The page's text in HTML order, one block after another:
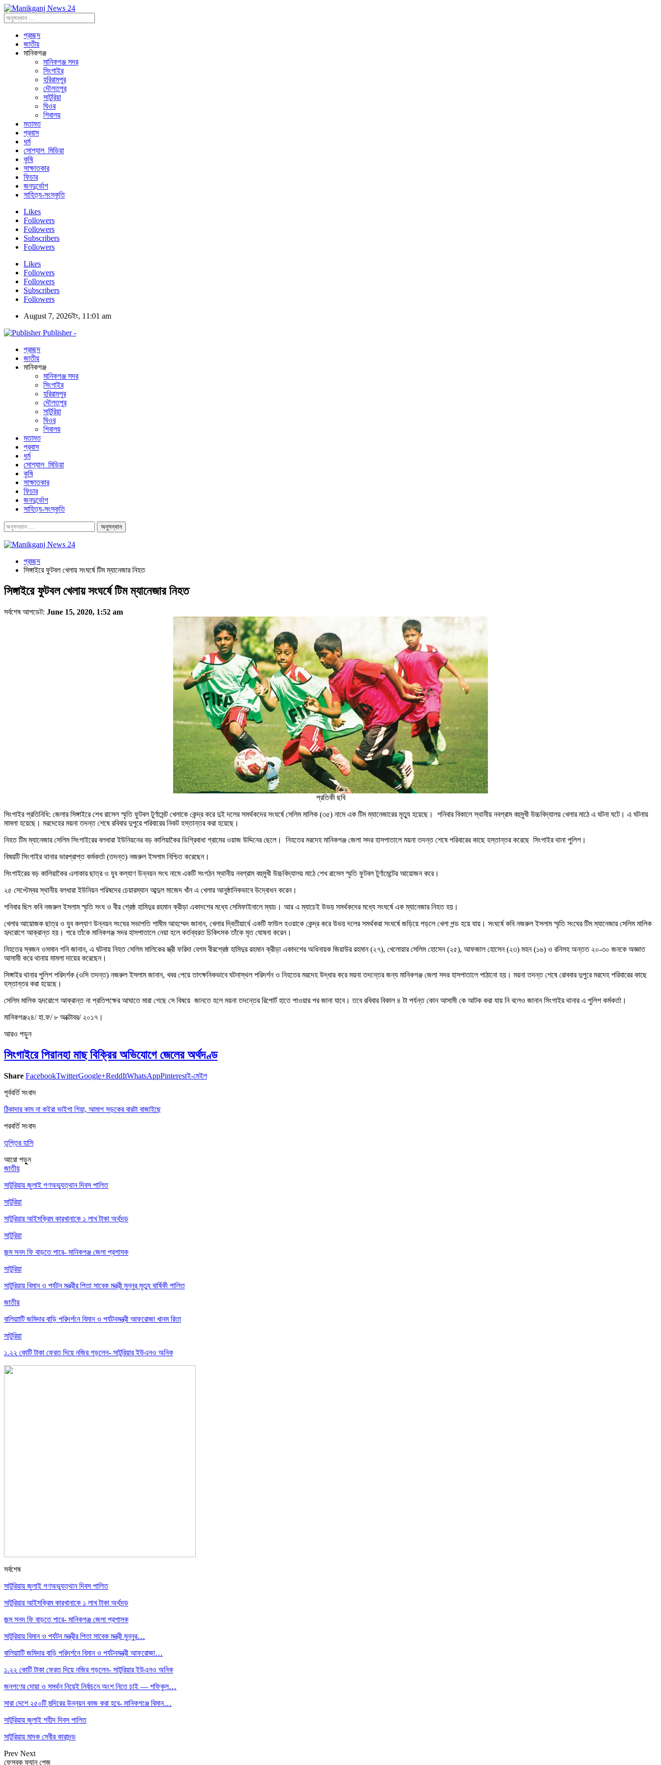
প্রচ্ছদ
জাতীয়
মানিকগঞ্জ
মানিকগঞ্জ সদর
সিংগাইর
হরিরামপুর
দৌলতপুর
সাটুরিয়া
ঘিওর
শিবালয়
মতামত
প্রবাস
ধর্ম
সোশ্যাল_মিডিয়া
কৃষি
সাক্ষাতকার
ফিচার
জনদুর্ভোগ
সাহিত্য-সংস্কৃতি
Likes
Followers
Followers
Subscribers
Followers
Likes
Followers
Followers
Subscribers
Followers
August 7, 2026ইং, 11:01 am
Publisher -
প্রচ্ছদ
জাতীয়
মানিকগঞ্জ
মানিকগঞ্জ সদর
সিংগাইর
হরিরামপুর
দৌলতপুর
সাটুরিয়া
ঘিওর
শিবালয়
মতামত
প্রবাস
ধর্ম
সোশ্যাল_মিডিয়া
কৃষি
সাক্ষাতকার
ফিচার
জনদুর্ভোগ
সাহিত্য-সংস্কৃতি
প্রচ্ছদ
সিঙ্গাইরে ফুটবল খেলায় সংঘর্ষে টিম ম্যানেজার নিহত
সিঙ্গাইরে ফুটবল খেলায় সংঘর্ষে টিম ম্যানেজার নিহত
সর্বশেষ আপডেট: June 15, 2020, 1:52 am
প্রতিকী ছবি
সিংগাইর প্রতিনিধি: জেলার সিঙ্গাইরে শেখ রাসেল স্মৃতি ফুটবল টুর্ণামেন্ট খেলাকে কেন্দ্র করে দুই দলের সমর্থকদের সংঘর্ষে সেলিম মালিক (৩৫) নামে এক টিম ম্যানেজারের মৃত্যু হয়েছে। শনিবার বিকালে স্থানীয় নবগ্রাম বহুমুখী উচ্চবিদ্যালয় খেলার মাঠে এ ঘটনা ঘটে। এ ঘটনায়
মামলা হয়েছে। মরদেহের ময়না তদন্ত শেষে রবিবার দুপুরে পরিবারের নিকট হস্তান্তর করা হয়েছে।
নিহত টিম ম্যানেজার সেলিম সিংগাইরের বলধারা ইউনিয়নের বড় কালিয়াকৈর ডিগ্রিবাধা গ্রামের ওয়াজ উদ্দিনের ছেলে। নিহতের মরদেহ মানিকগঞ্জ জেলা সদর হাসপাতালে ময়না তদন্ত শেষে পরিবারের কাছে হস্তান্তর করেছে সিংগাইর থানা পুলিশ।
বিষয়টি সিংগাইর থানার ভারপ্রাপ্ত কর্মকর্তা (তদন্ত) নজরুল ইসলাম নিশ্চিত করেছেন।
সিংগাইরের বড় কালিয়াকৈর এলাকার ছাত্র ও যুব কল্যাণ উন্নয়ন সংঘ নামে একটি সংগঠন স্থানীয় নবগ্রাম বহুমুখী উচ্চবিদ্যালয় মাঠে শেখ রাসেল স্মৃতি ফুটবল টুর্ণামেন্টের আয়োজন করে।
২৫ সেপ্টেম্বর স্থানীয় বলধারা ইউনিয়ন পরিষদের চেয়ারম্যান আব্দুল মাজেদ খাঁন এ খেলার আনুষ্ঠানিকভাবে উদ্বোধন করেন।
শনিবার ছিল কবি নজরুল ইসলাম স্মৃতি সংঘ ও বীর শ্রেষ্ঠ হামিদুর রহমান ক্রীড়া একাদশের মধ্যে সেমিফাইনালে ম্যাচ। আর এ ম্যাচেই উভয় সমর্থকদের মধ্যে সংঘর্ষে এক ম্যানেজার নিহত হয়।
খেলার আয়োজক ছাত্র ও যুব কল্যাণ উন্নয়ন সংঘের সভাপতি শামীম আহম্মেদ জানান, খেলার দ্বিতীয়ার্ধে একটি ফাউল হওয়াকে কেন্দ্র করে উভয় দলের সমর্থকরা সংঘর্ষে জড়িয়ে পড়লে খেলা পন্ড হয়ে যায়। সংঘর্ষে কবি নজরুল ইসলাম স্মৃতি সংঘের টিম ম্যানেজার সেলিম মালিক
হৃদরোগে আক্রান্ত হয়। পরে তাঁকে মানিকগঞ্জ সদর হাসপাতালে নেয়া হলে কর্তব্যরত চিকিৎসক তাঁকে মৃত ঘোষনা করেন।
নিহতের স্বজন ওসমান গনি জানান, এ ঘটনায় নিহত সেলিম মালিকের স্ত্রী ফরিদা বেগম বীরশ্রেষ্ঠ হামিদুর রহমান ক্রীড়া একাদশের অধিনায়ক জিয়াউর রহমান (২৭), খেলোয়ার সেলিম হোসেন (২৫), আফজাল হোসেন (২৩) মহন (১৬) ও রনিসহ অন্তত ২০-৩০ জনকে অজ্ঞাত
আসামী করে থানায় মামলা দায়ের করেছেন।
সিঙ্গাইর থানার পুলিশ পরিদর্শক (ওসি তদন্ত) নজরুল ইসলাম জানান, খবর পেয়ে তাৎক্ষনিকভাবে ঘটনাস্থল পরিদর্শন ও নিহতের মরদেহ উদ্ধার করে ময়না তদন্তের জন্য মানিকগঞ্জ জেলা সদর হাসপাতালে পাঠানো হয়। ময়না তদন্ত শেষে রোববার দুপুরে মরদেহ পরিবারের কাছে
হস্তান্তর করা হয়েছে।
সেলিম মালিক হৃদরোগে আক্রান্ত না প্রতিপক্ষের আঘাতে মারা গেছে সে বিষয়ে জানতে হলে ময়না তদন্তের রিপোর্ট হাতে পাওয়ার পর জানা যাবে। তবে রবিবার বিকাল ৪ টা পর্যন্ত কোন আসামী কে আটক করা যায় নি বলেও জানান সিংগাইর থানার এ পুলিশ কর্মকর্তা।
মানিকগঞ্জ২৪/ হা.ফ/ ৮ অক্টোবর/ ২০১৭।
আরও পড়ুন
সিংগাইরে পিরানহা মাছ বিক্রির অভিযোগে জেলের অর্থদণ্ড
Share FacebookTwitterGoogle+ReddItWhatsAppPinterestই-মেইল
পূর্ববর্তি সংবাদ
ঠিকাদার কাম না কইরা ভাইগা গিয়া, আমাগ সড়কের বারটা বাজাইছে
পরবর্তি সংবাদ
তৃপ্তির হাসি
আরো পড়ুুন
জাতীয়
সাটুরিয়ায় জুলাই গণঅভ্যুত্থান দিবস পালিত
সাটুরিয়া
সাটুরিয়ার আইসক্রিম কারখানাকে ১ লাখ টাকা অর্থদন্ড
সাটুরিয়া
জন্ম সনদ ফি বাড়তে পারে- মানিকগঞ্জ জেলা প্রশাসক
সাটুরিয়া
সাটুরিয়ায় বিমান ও পর্যটন মন্ত্রীর পিতা সাবেক মন্ত্রী মুন্নুর মৃত্যু বার্ষিকী পালিত
জাতীয়
বালিয়াাটি জমিদার বাড়ি পরিদর্শনে বিমান ও পর্যটনমন্ত্রী আফরোজা খানম রিতা
সাটুরিয়া
১.২২ কোটি টাকা ফেরত দিয়ে নজির গড়লেন- সাটুরিয়ার ইউএনও অনিক
সর্বশেষ
সাটুরিয়ায় জুলাই গণঅভ্যুত্থান দিবস পালিত
সাটুরিয়ার আইসক্রিম কারখানাকে ১ লাখ টাকা অর্থদন্ড
জন্ম সনদ ফি বাড়তে পারে- মানিকগঞ্জ জেলা প্রশাসক
সাটুরিয়ায় বিমান ও পর্যটন মন্ত্রীর পিতা সাবেক মন্ত্রী মুন্নুর…
বালিয়াাটি জমিদার বাড়ি পরিদর্শনে বিমান ও পর্যটনমন্ত্রী আফরোজা…
১.২২ কোটি টাকা ফেরত দিয়ে নজির গড়লেন- সাটুরিয়ার ইউএনও অনিক
জনগণের দোয়া ও সমর্থন নিয়েই নির্বাচনে অংশ নিতে চাই — শফিকুল…
সারা দেশে ২৫০টি মন্দিরের উন্নয়ন কাজ করা হবে- মানিকগঞ্জে বিমান…
সাটুরিয়ায় জুলাই শহীদ দিবস পালিত
সাটুরিয়ায় মাদক সেবীর কারাদন্ড
Prev Next
ফেসবুক ফ্যান পেজ